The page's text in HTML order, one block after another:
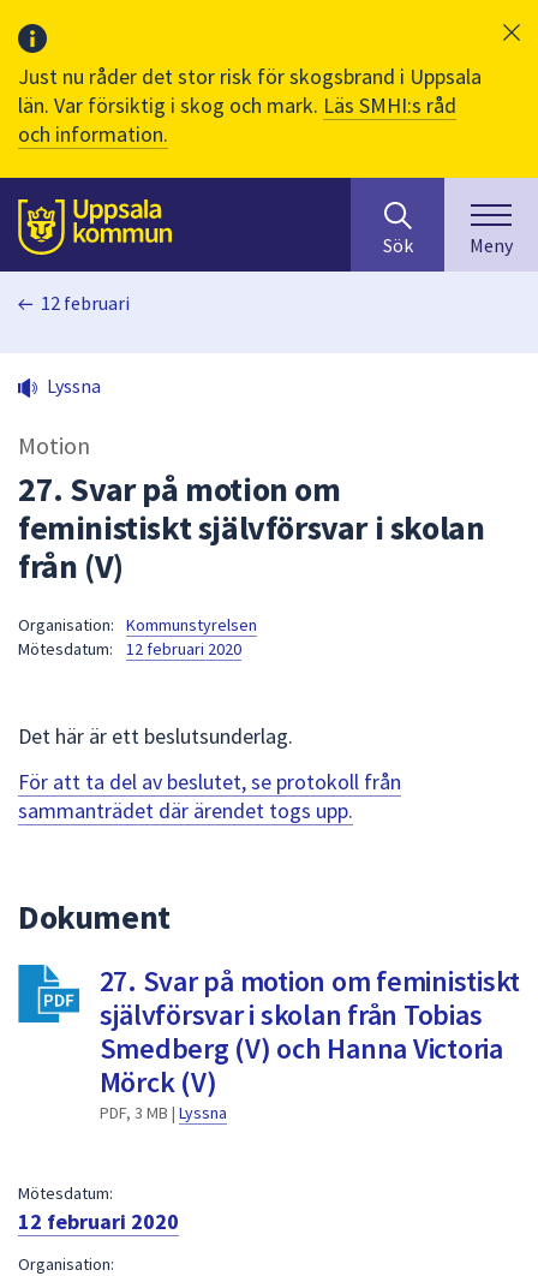
Just nu råder det stor risk för skogsbrand i Uppsala
län. Var försiktig i skog och mark. Läs SMHI:s råd
och information.
Till sidans
huvudinnehåll
efter
innehåll
på
sökförslag
att
navigera
mellan
välja
något
av
Sök Meny
12 februari
Lyssna
Motion
27. Svar på motion om
feministiskt självförsvar i skolan
från (V)
Organisation:
Kommunstyrelsen
Mötesdatum:
12 februari 2020
Det här är ett beslutsunderlag.
För att ta del av beslutet, se protokoll från
sammanträdet där ärendet togs upp.
Dokument
27. Svar på motion om feministiskt
självförsvar i skolan från Tobias
Smedberg (V) och Hanna Victoria
Mörck (V)
PDF, 3 MB | Lyssna
Mötesdatum:
12 februari 2020
Organisation: